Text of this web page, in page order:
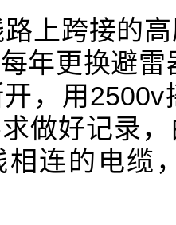
上跨接的
年更换避
，用
做好记录
相连的电缆